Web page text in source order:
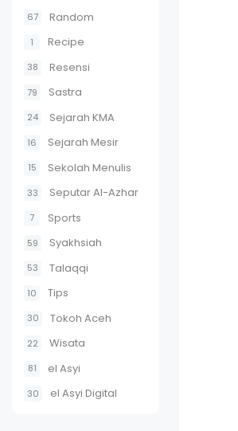
67 Random
1 Recipe
38 Resensi
79 Sastra
24 Sejarah KMA
16 Sejarah Mesir
15 Sekolah Menulis
33 Seputar Al-Azhar
7 Sports
59 Syakhsiah
53 Talaqqi
10 Tips
30 Tokoh Aceh
22 Wisata
81 el Asyi
30 el Asyi Digital